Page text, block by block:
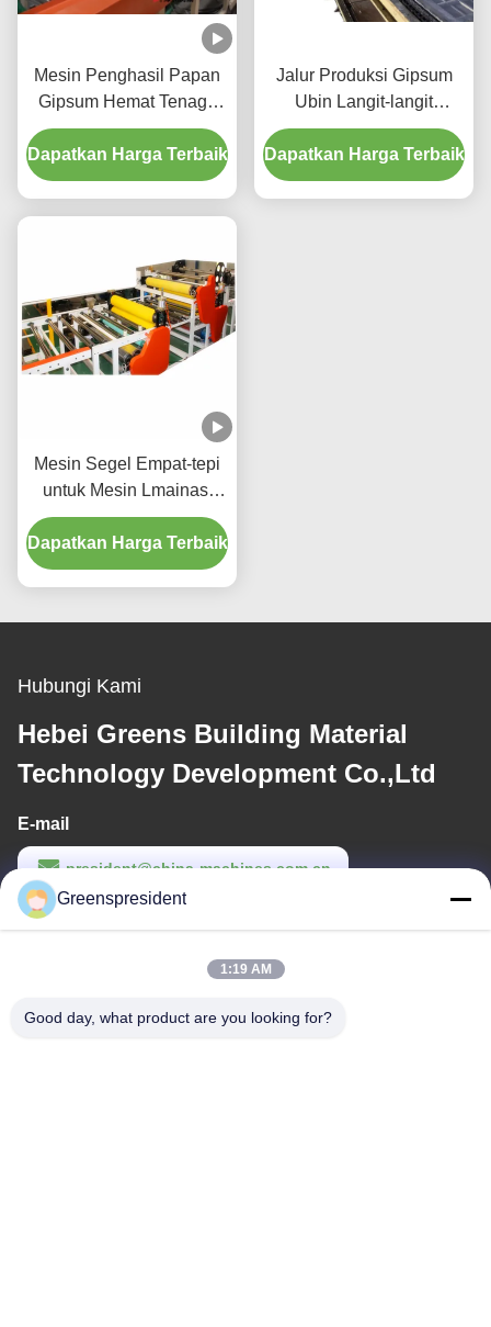
Mesin Penghasil Papan
Gipsum Hemat Tenaga
Kerja / Mesin Pengangkat
Papan Tipe Dorong
Dapatkan Harga Terbaik
Jalur Produksi Gipsum
Ubin Langit-langit
Otomatis Untuk Papan
Semen Serat
Dapatkan Harga Terbaik
Mesin Segel Empat-tepi
untuk Mesin Lmainasi
Langit-Langit Gipsum
Dapatkan Harga Terbaik
Hubungi Kami
Hebei Greens Building Material
Technology Development Co.,Ltd
E-mail
president@china-machines.com.cn
Waktu Kerja
Greenspresident
1:19 AM
Good day, what product are you looking for?